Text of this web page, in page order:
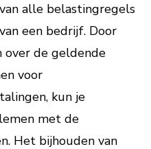
alle belastingregels
een bedrijf. Door
de geldende
voor
kun je
met de
Het bijhouden van